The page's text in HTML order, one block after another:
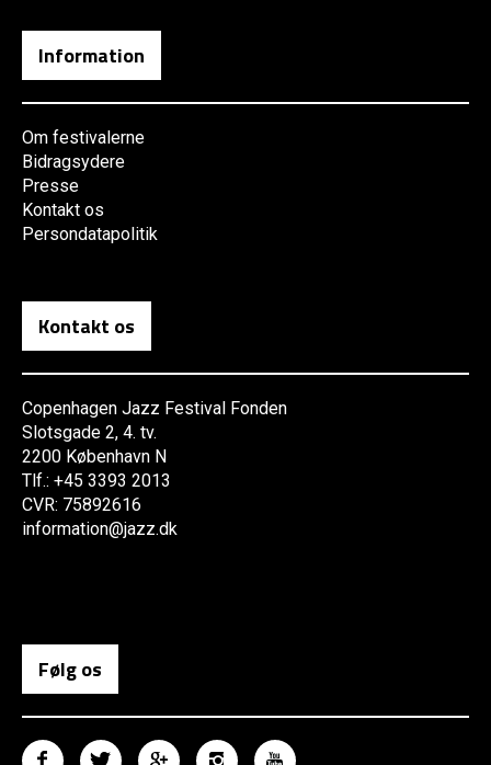
Information
Om festivalerne
Bidragsydere
Presse
Kontakt os
Persondatapolitik
Kontakt os
Copenhagen Jazz Festival Fonden
Slotsgade 2, 4. tv.
2200 København N
Tlf.: +45 3393 2013
CVR: 75892616
information@jazz.dk
Følg os